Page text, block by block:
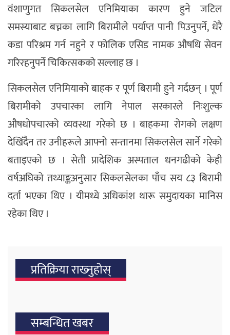
वंशाणुगत सिकलसेल एनिमियाका कारण हुने जटिल
समस्याबाट बच्नका लागि बिरामीले पर्याप्त पानी पिउनुपर्ने, धेरै
कडा परिश्रम गर्न नहुने र फोलिक एसिड नामक औषधि सेवन
गरिरहनुपर्ने चिकित्सकको सल्लाह छ ।
सिकलसेल एनिमियाको बाहक र पूर्ण बिरामी हुने गर्दछन् । पूर्ण
बिरामीको उपचारका लागि नेपाल सरकारले निःशुल्क
औषधोपचारको व्यवस्था गरेको छ । बाहकमा रोगको लक्षण
देखिँदैन तर उनीहरूले आफ्नो सन्तानमा सिकलसेल सार्ने गरेको
बताइएको छ । सेती प्रादेशिक अस्पताल धनगढीको केही
वर्षअघिको तथ्याङ्कअनुसार सिकलसेलका पाँच सय ८३ बिरामी
दर्ता भएका थिए । यीमध्ये अधिकांश थारू समुदायका मानिस
रहेका थिए ।
प्रतिक्रिया राख्‍नुहोस्
सम्बन्धित खबर